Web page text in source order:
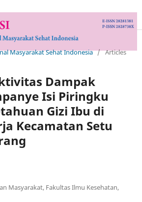
Masyarakat Sehat Indonesia / Articles
Dampak
Isi Piringku
Gizi Ibu di
Kecamatan Setu
Masyarakat, Fakultas Ilmu Kesehatan,